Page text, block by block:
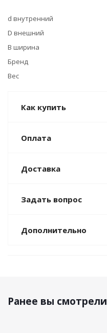
d внутренний
D внешний
B ширина
Бренд
Вес
Как купить
Оплата
Доставка
Задать вопрос
Дополнительно
Ранее вы смотрели